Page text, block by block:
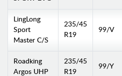
LingLong
Sport
Master C/S
235/45
R19
99/V
Roadking
Argos UHP
235/45
R19
99/Y